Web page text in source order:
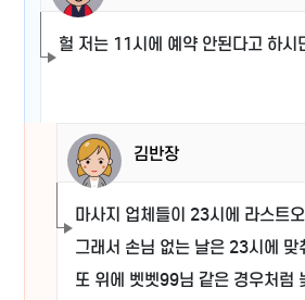
헐 저는 11시에 예약 안된다고 하시
김반장
마사지 업체들이 23시에 라스트
그래서 손님 없는 날은 23시에 맞
또 위에 벳벳99님 같은 경우처럼